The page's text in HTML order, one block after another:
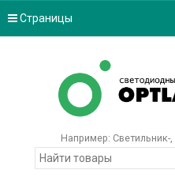
Страницы
Например: Светильник-